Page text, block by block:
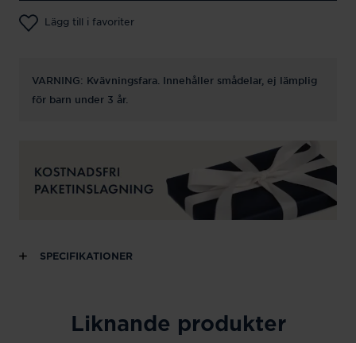
Lägg till i favoriter
VARNING: Kvävningsfara. Innehåller smådelar, ej lämplig
för barn under 3 år.
SPECIFIKATIONER
Liknande produkter